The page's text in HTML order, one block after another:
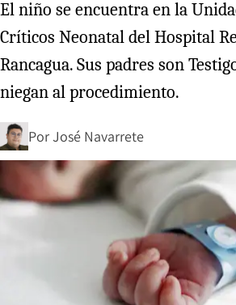
El niño se encuentra en la
Críticos Neonatal del Hospital
Rancagua. Sus padres son
niegan al procedimiento.
PorJosé Navarrete